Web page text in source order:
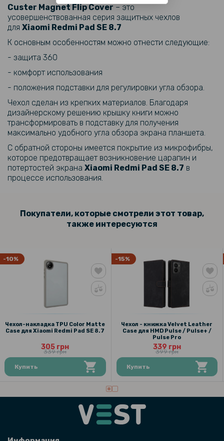
20W Type-C to Type-C, Black
Custer Magnet Flip Cover– это
усовершенствованная серия защитных чехлов
для Xiaomi Redmi Pad SE 8.7
К основным особенностям можно отнести следующие:
- защита 360
- комфорт использования
- положения подставки для регулировки угла обзора.
Чехол сделан из крепких материалов. Благодаря
дизайнерскому решению крышку книги можно
трансформировать в подставку для получения
максимально удобного угла обзора экрана планшета.
С обратной стороны имеется покрытие из микрофибры,
которое предотвращает возникновение царапин и
потертостей экрана Xiaomi Redmi Pad SE 8.7 в
процессе использования.
Покупатели, которые смотрели этот товар,
также интересуются
-10%
Чехол-накладка TPU Color Matte
Case для Xiaomi Redmi Pad SE 8.7
305 грн
339 грн
Купить
-15%
Чехол - книжка Velvet Leather
Case для HMD Pulse / Pulse+ /
Pulse Pro
339 грн
399 грн
Купить